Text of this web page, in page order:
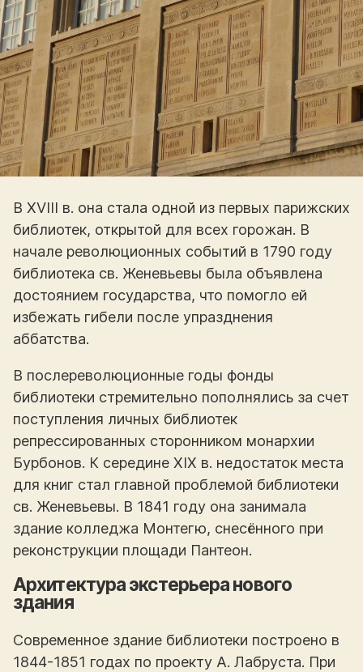
В XVIII в. она стала одной из первых парижских
библиотек, открытой для всех горожан. В
начале революционных событий в 1790 году
библиотека св. Женевьевы была объявлена
достоянием государства, что помогло ей
избежать гибели после упразднения
аббатства.
В послереволюционные годы фонды
библиотеки стремительно пополнялись за счет
поступления личных библиотек
репрессированных сторонником монархии
Бурбонов. К середине XIX в. недостаток места
для книг стал главной проблемой библиотеки
св. Женевьевы. В 1841 году она занимала
здание колледжа Монтегю, снесённого при
реконструкции площади Пантеон.
Архитектура экстерьера нового
здания
Современное здание библиотеки построено в
1844-1851 годах по проекту А. Лабруста. При